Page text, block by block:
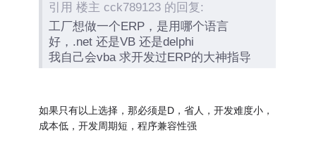
引用 楼主 cck789123 的回复:
工厂想做一个ERP，是用哪个语言
好，.net 还是VB 还是delphi
我自己会vba 求开发过ERP的大神指导
如果只有以上选择，那必须是D，省人，开发难度小，
成本低，开发周期短，程序兼容性强